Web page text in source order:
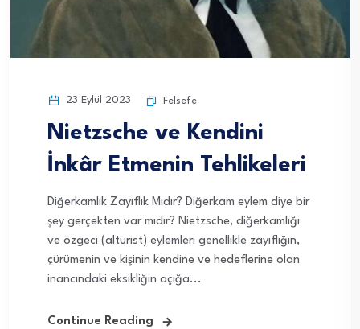
23 Eylül 2023 Felsefe
Nietzsche ve Kendini
İnkâr Etmenin Tehlikeleri
Diğerkamlık Zayıflık Mıdır? Diğerkam eylem diye bir
şey gerçekten var mıdır? Nietzsche, diğerkamlığı
ve özgeci (alturist) eylemleri genellikle zayıflığın,
çürümenin ve kişinin kendine ve hedeflerine olan
inancındaki eksikliğin açığa...
Continue Reading